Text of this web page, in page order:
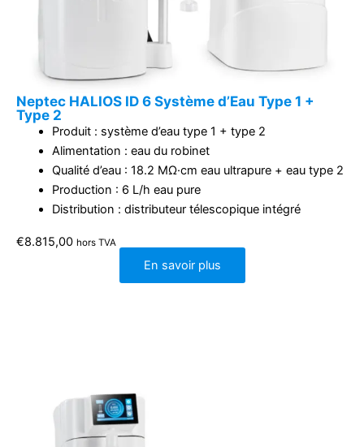
Neptec HALIOS ID 6 Système d’Eau Type 1 +
Type 2
Produit : système d’eau type 1 + type 2
Alimentation : eau du robinet
Qualité d’eau : 18.2 MΩ·cm eau ultrapure + eau type 2
Production : 6 L/h eau pure
Distribution : distributeur télescopique intégré
€8.815,00 hors TVA
En savoir plus